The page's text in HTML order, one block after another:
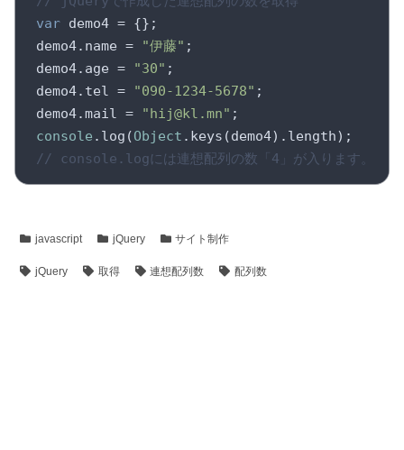
var demo4 = {};
demo4.name =
"伊藤" ;
demo4.age =
"30" ;
demo4.tel =
"090-1234-5678" ;
demo4.mail =
"hij@kl.mn"
console .log(Object
// console.logには連想配列の数「4」が入ります。
javascript jQuery サイト制作
jQuery 取得 連想配列数 配列数